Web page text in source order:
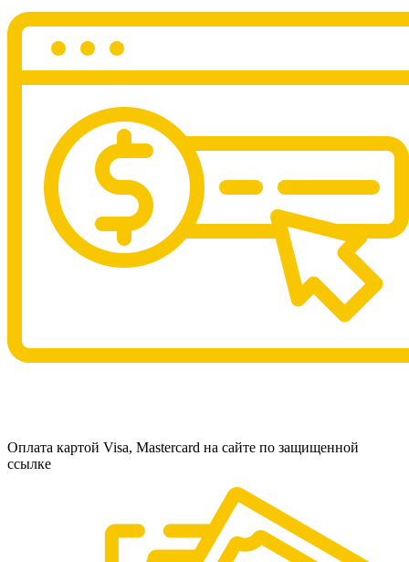
Оплата картой Visa, Mastercard на сайте по защищенной
ссылке